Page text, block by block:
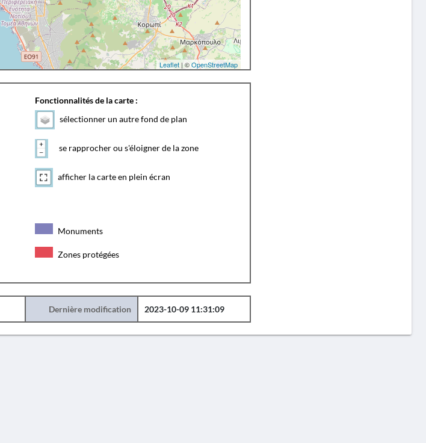
Leaflet| ©OpenStreetMap
Fonctionnalités de la carte :
sélectionner un autre fond de plan
se rapprocher ou s'éloigner de la zone
afficher la carte en plein écran
Monuments
Zones protégées
Dernière modification 2023-10-09 11:31:09